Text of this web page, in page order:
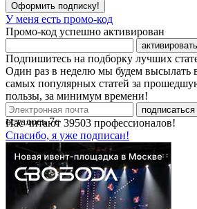
Оформить подписку!
У меня есть промо-код
Промо-код успешно активирован
активировать
Подпишитесь на подборку лучших
Один раз в неделю мы будем высылать
самых популярных статей за
пользы, за минимум времени!
Нас читают 39503 профессионалов!
Спасибо, я уже подписан!
осталось7с